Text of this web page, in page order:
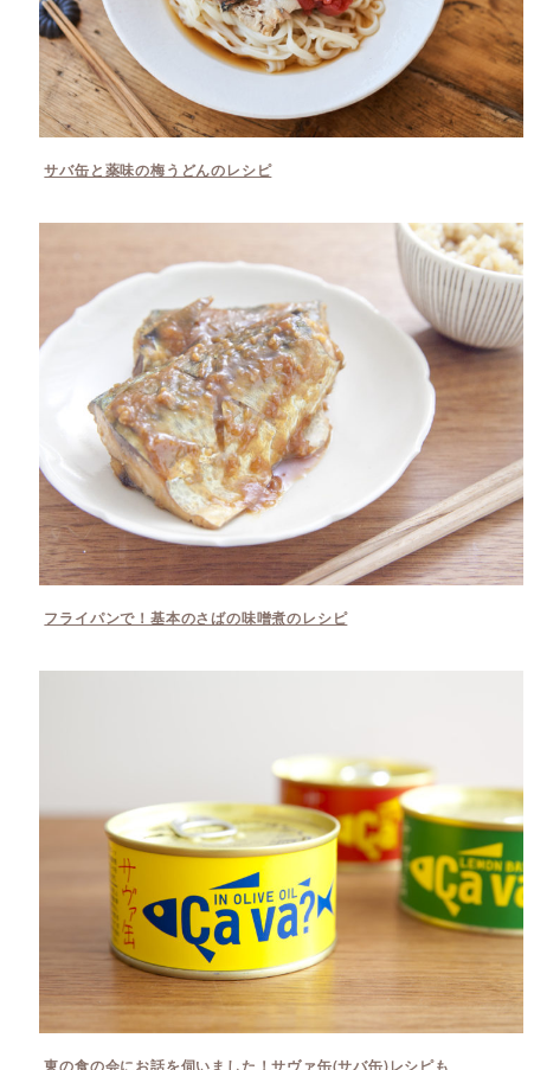
サバ缶と薬味の梅うどんのレシピ
フライパンで！基本のさばの味噌煮のレシピ
東の食の会にお話を伺いました！サヴァ缶(サバ缶)レシピも